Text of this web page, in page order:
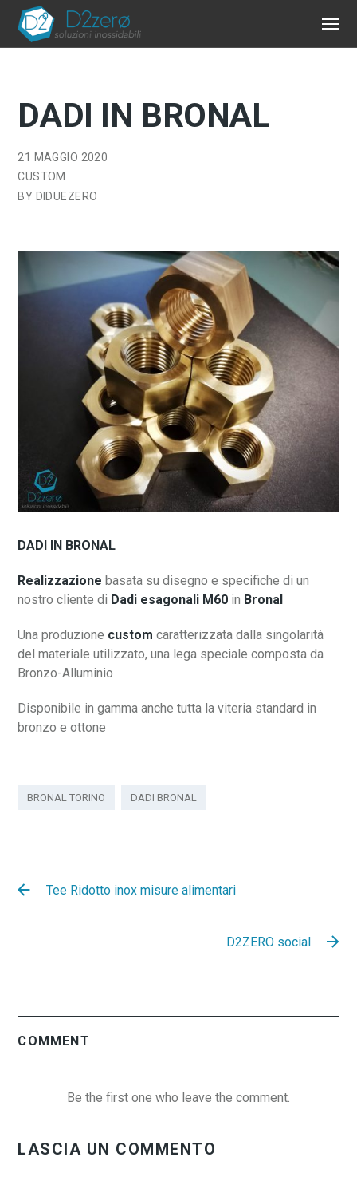
DADI IN BRONAL
21 MAGGIO 2020
CUSTOM
BY DIDUEZERO
DADI IN BRONAL
Realizzazione basata su disegno e specifiche di un
nostro cliente di Dadi esagonali M60 in Bronal
Una produzione custom caratterizzata dalla singolarità
del materiale utilizzato, una lega speciale composta da
Bronzo-Alluminio
Disponibile in gamma anche tutta la viteria standard in
bronzo e ottone
BRONAL TORINO DADI BRONAL
Tee Ridotto inox misure alimentari
D2ZERO social
COMMENT
Be the first one who leave the comment.
LASCIA UN COMMENTO